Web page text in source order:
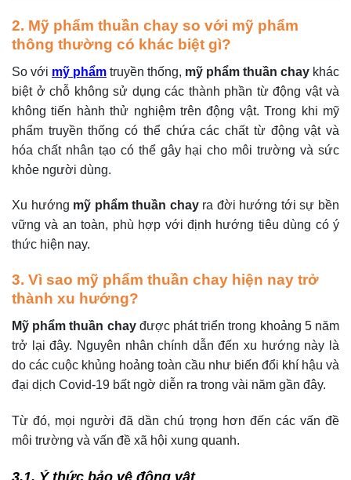
2. Mỹ phẩm thuần chay so với mỹ phẩm
thông thường có khác biệt gì?
So với mỹ phẩm truyền thống, mỹ phẩm thuần chay khác
biệt ở chỗ không sử dụng các thành phần từ động vật và
không tiến hành thử nghiệm trên động vật. Trong khi mỹ
phẩm truyền thống có thể chứa các chất từ động vật và
hóa chất nhân tạo có thể gây hại cho môi trường và sức
khỏe người dùng.
Xu hướng mỹ phẩm thuần chayra đời hướng tới sự bền
vững và an toàn, phù hợp với định hướng tiêu dùng có ý
thức hiện nay.
3. Vì sao mỹ phẩm thuần chay hiện nay trở
thành xu hướng?
Mỹ phẩm thuần chayđược phát triển trong khoảng 5 năm
trở lại đây. Nguyên nhân chính dẫn đến xu hướng này là
do các cuộc khủng hoảng toàn cầu như biến đổi khí hậu và
đại dịch Covid-19 bất ngờ diễn ra trong vài năm gần đây.
Từ đó, mọi người đã dần chú trọng hơn đến các vấn đề
môi trường và vấn đề xã hội xung quanh.